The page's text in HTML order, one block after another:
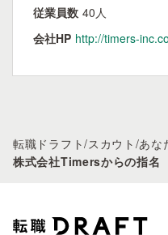
従業員数 40人
会社HP http://timers-
転職ドラフト/スカウト /あな
株式会社Timersからの指名